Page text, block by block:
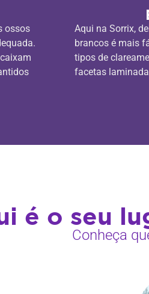
ossos
Aqui na Sorrix,
brancos é mais
tipos de
facetas
é o seu
Conheça